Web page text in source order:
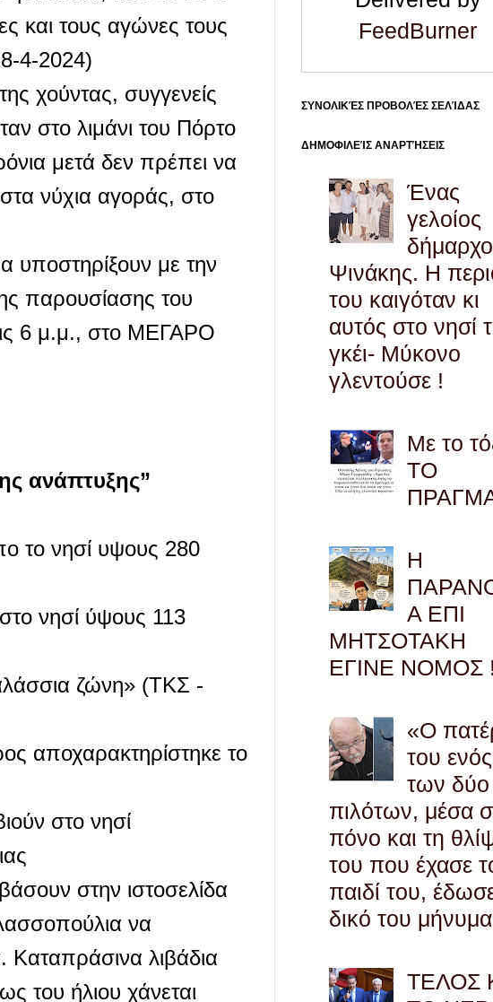
και τους αγώνες τους
4-2024)
χούντας, συγγενείς
στο λιμάνι του Πόρτο
μετά δεν πρέπει να
νύχια αγοράς, στο
υποστηρίξουν με την
παρουσίασης του
6 μ.μ., στο ΜΕΓΑΡΟ
ανάπτυξης”
το νησί υψους 280
νησί ύψους 113
ζώνη» (ΤΚΣ -
αποχαρακτηρίστηκε το
στο νησί
στην ιστοσελίδα
να
Καταπράσινα λιβάδια
του ήλιου χάνεται
FeedBurner
ΣΥΝΟΛΙΚΈΣ ΠΡΟΒΟΛΈΣ ΣΕΛΊΔΑΣ
ΔΗΜΟΦΙΛΕΊΣ ΑΝΑΡΤΉΣΕΙΣ
Ένας
γελοίος
Ψινάκης. Η
του καιγόταν κι
αυτός στο νησί
γκέι- Μύκονο
γλεντούσε !
Με το
ΤΟ
Η
Α ΕΠΙ
ΜΗΤΣΟΤΑΚΗ
ΕΓΙΝΕ ΝΟΜΟΣ
«Ο
του
των δύο
πιλότων, μέσα
πόνο και τη
του που έχασε
παιδί του,
δικό του μήνυμα
ΤΕΛΟΣ